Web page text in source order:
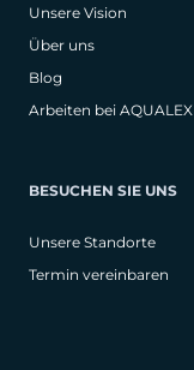
Unsere Vision
Über uns
Blog
Arbeiten bei AQUALEX
BESUCHEN SIE UNS
Unsere Standorte
Termin vereinbaren